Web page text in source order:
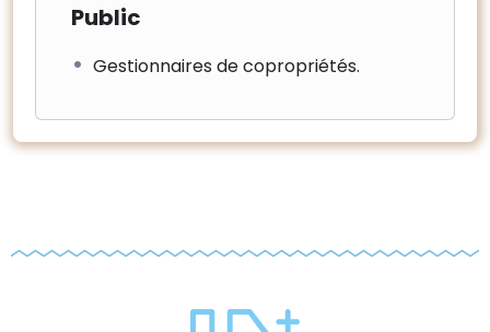
Public
Gestionnaires de copropriétés.